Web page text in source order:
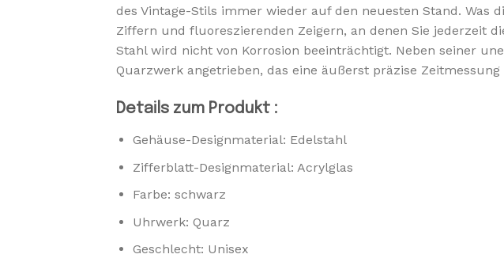
des Vintage-Stils immer wieder auf den neuesten Stand. Was
Ziffern und fluoreszierenden Zeigern, an denen Sie jederzeit
Stahl wird nicht von Korrosion beeinträchtigt. Neben seiner
Quarzwerk angetrieben, das eine äußerst präzise
Details zum Produkt :
Gehäuse-Designmaterial: Edelstahl
Zifferblatt-Designmaterial: Acrylglas
Farbe: schwarz
Uhrwerk: Quarz
Geschlecht: Unisex